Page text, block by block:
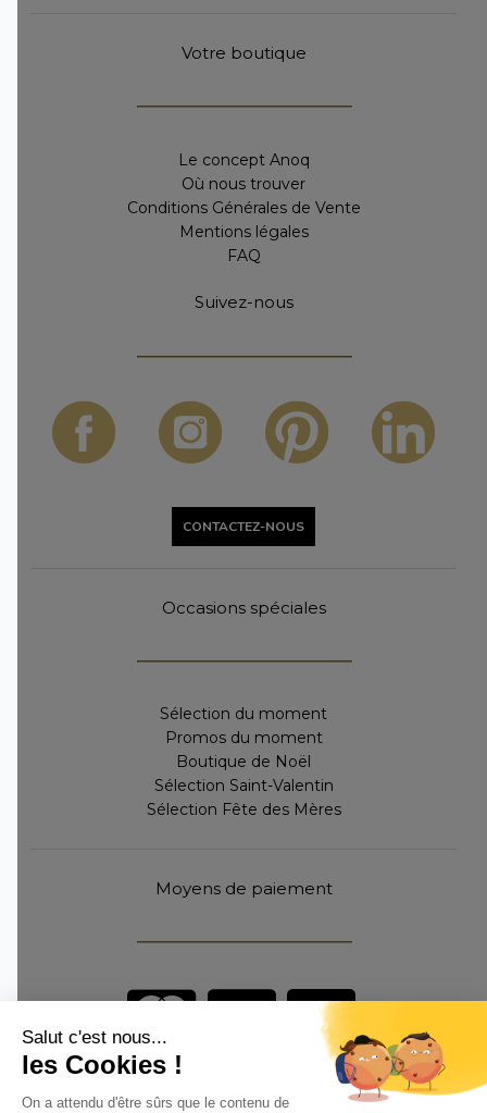
Votre boutique
Le concept Anoq
Où nous trouver
Conditions Générales de Vente
Mentions légales
FAQ
Suivez-nous
CONTACTEZ-NOUS
Occasions spéciales
Sélection du moment
Promos du moment
Boutique de Noël
Sélection Saint-Valentin
Sélection Fête des Mères
Moyens de paiement